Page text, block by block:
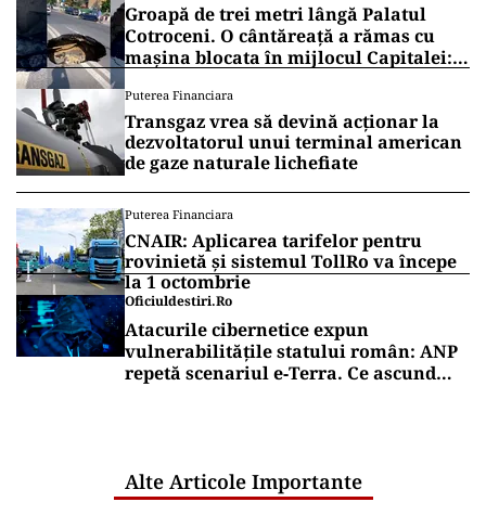
Groapă de trei metri lângă Palatul
Cotroceni. O cântăreață a rămas cu
mașina blocata în mijlocul Capitalei:
Puterea Financiara
Transgaz vrea să devină acționar la
dezvoltatorul unui terminal american
de gaze naturale lichefiate
Puterea Financiara
CNAIR: Aplicarea tarifelor pentru
rovinietă și sistemul TollRo va începe
la 1 octombrie
Oficiuldestiri.ro
Atacurile cibernetice expun
vulnerabilitățile statului român: ANP
repetă scenariul e‑Terra. Ce ascund
Alte Articole Importante